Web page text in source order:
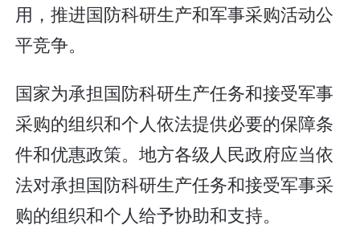
用，推进国防科研生产和军事采购活动公
平竞争。
国家为承担国防科研生产任务和接受军事
采购的组织和个人依法提供必要的保障条
件和优惠政策。地方各级人民政府应当依
法对承担国防科研生产任务和接受军事采
购的组织和个人给予协助和支持。